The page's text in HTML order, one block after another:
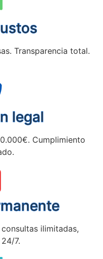
Transparencia total.
legal
Cumplimiento
ilimitadas,
7.